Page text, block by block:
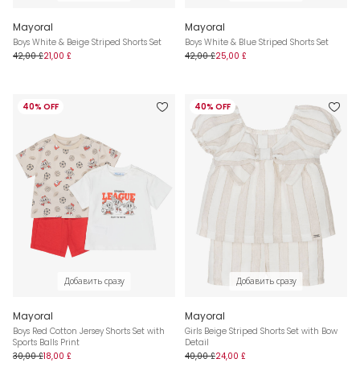
Mayoral
Boys White & Beige Striped Shorts Set
42,00 £21,00 £
Mayoral
Boys White & Blue Striped Shorts Set
42,00 £25,00 £
40% OFF
Добавить сразу
Mayoral
Boys Red Cotton Jersey Shorts Set with
Sports Balls Print
30,00 £18,00 £
40% OFF
Добавить сразу
Mayoral
Girls Beige Striped Shorts Set with Bow
Detail
40,00 £24,00 £